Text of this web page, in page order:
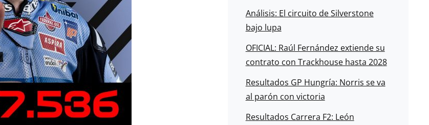
Análisis: El circuito de Silverstone
bajo lupa
OFICIAL: Raúl Fernández extiende su
contrato con Trackhouse hasta 2028
Resultados GP Hungría: Norris se va
al parón con victoria
Resultados Carrera F2: León